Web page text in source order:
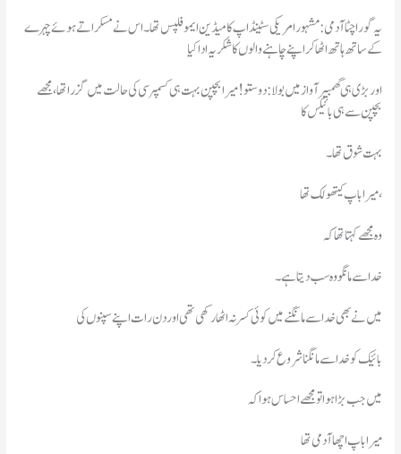
یہ گورا چٹا آدمی:مشہور امریکی سٹینڈ اپ کامیڈین ایمو فلپس تھا۔اس نے مسکراتے ہوئے چہرے
کے ساتھ ہاتھ اٹھا کر اپنے چاہنے والوں کاشکریہ ادا کیا
بچپن سے ہی بائیکس کا
بہت شوق تھا۔
میرا باپ کیتھولک تھا،
وہ مجھے کہتا تھا کہ
خدا سے مانگو وہ سب دیتا ہے۔
میں نے بھی خدا سے مانگنے میں کوئی کسر نہ اٹھا رکھی تھی اور دن رات اپنے سپنوں کی
بائیک کو خدا سےمانگنا شروع کر دیا۔
میں جب بڑا ہوا تو مجھے احساس ہوا کہ
میرا باپ اچھا آدمی تھا